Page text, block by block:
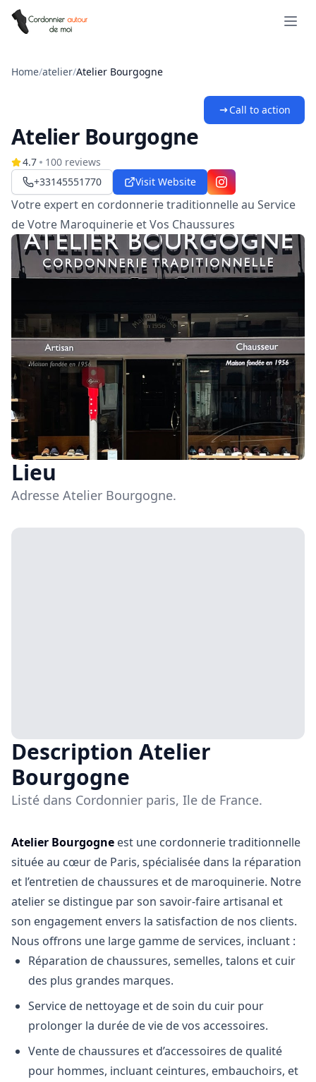
Open
Home/atelier/Atelier Bourgogne
Call to action
Atelier Bourgogne
4.7 100 reviews
+33145551770
Visit Website Instagram
Votre expert en cordonnerie traditionnelle au Service
de Votre Maroquinerie et Vos Chaussures
Lieu
Adresse Atelier Bourgogne.
Description Atelier
Bourgogne
Listé dans Cordonnier paris, Ile de France.
Atelier Bourgogne est une cordonnerie traditionnelle
située au cœur de Paris, spécialisée dans la réparation
et l’entretien de chaussures et de maroquinerie. Notre
atelier se distingue par son savoir-faire artisanal et
son engagement envers la satisfaction de nos clients.
Nous offrons une large gamme de services, incluant :
Réparation de chaussures, semelles, talons et cuir
des plus grandes marques.
Service de nettoyage et de soin du cuir pour
prolonger la durée de vie de vos accessoires.
Vente de chaussures et d’accessoires de qualité
pour hommes, incluant ceintures, embauchoirs, et